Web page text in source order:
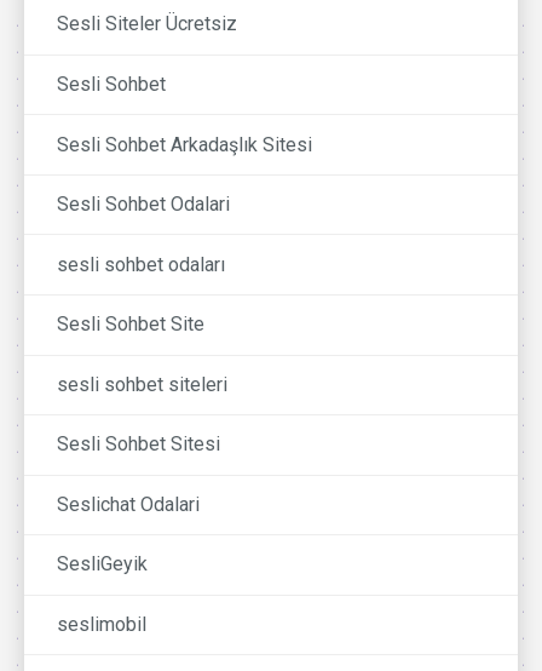
Sesli Siteler Ücretsiz
Sesli Sohbet
Sesli Sohbet Arkadaşlık Sitesi
Sesli Sohbet Odalari
sesli sohbet odaları
Sesli Sohbet Site
sesli sohbet siteleri
Sesli Sohbet Sitesi
Seslichat Odalari
SesliGeyik
seslimobil